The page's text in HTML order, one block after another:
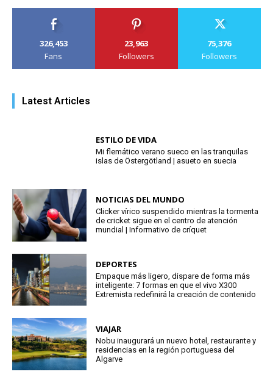
326,453
Fans
23,963
Followers
75,376
Followers
Latest Articles
ESTILO DE VIDA
Mi flemático verano sueco en las tranquilas
islas de Östergötland | asueto en suecia
NOTICIAS DEL MUNDO
Clicker vírico suspendido mientras la tormenta
de cricket sigue en el centro de atención
mundial | Informativo de críquet
DEPORTES
Empaque más ligero, dispare de forma más
inteligente: 7 formas en que el vivo X300
Extremista redefinirá la creación de contenido
VIAJAR
Nobu inaugurará un nuevo hotel, restaurante y
residencias en la región portuguesa del
Algarve